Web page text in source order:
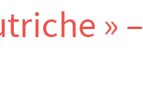
» –